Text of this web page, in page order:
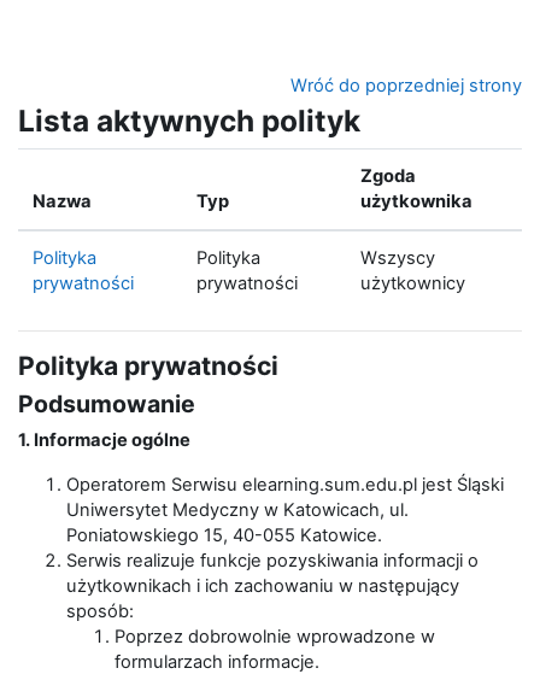
Wróć do poprzedniej strony
Lista aktywnych polityk
Nazwa Typ
Zgoda
użytkownika
Polityka
prywatności
Polityka
prywatności
Wszyscy
użytkownicy
Polityka prywatności
Podsumowanie
1. Informacje ogólne
Operatorem Serwisu elearning.sum.edu.pl jest Śląski
Uniwersytet Medyczny w Katowicach, ul.
Poniatowskiego 15, 40-055 Katowice.
Serwis realizuje funkcje pozyskiwania informacji o
użytkownikach i ich zachowaniu w następujący
sposób:
Poprzez dobrowolnie wprowadzone w
formularzach informacje.